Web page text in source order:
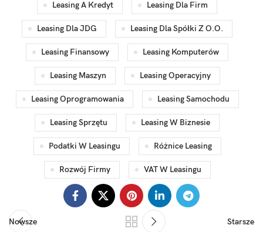
Leasing A Kredyt Leasing Dla Firm
Leasing Dla JDG Leasing Dla Spółki Z O.o.
Leasing Finansowy Leasing Komputerów
Leasing Maszyn Leasing Operacyjny
Leasing Oprogramowania Leasing Samochodu
Leasing Sprzętu Leasing W Biznesie
Podatki W Leasingu Różnice Leasing
Rozwój Firmy VAT W Leasingu
Nowsze Starsze